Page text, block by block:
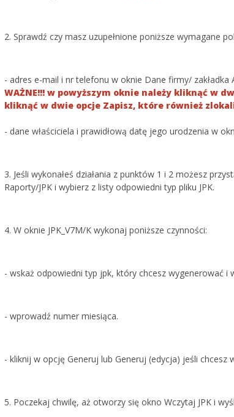
2. Sprawdź czy masz uzupełnione poniższe wymagane
- adres e-mail i nr telefonu w oknie Dane firmy/
WAŻNE!!! w powyższym oknie należy kliknąć w
kliknąć w dwie opcje Zapisz, które również
- dane właściciela i prawidłową datę jego urodzenia w
3. Jeśli wykonałeś działania z punktów 1 i 2 możesz
Raporty/JPK i wybierz z listy odpowiedni typ pliku JPK.
4. W oknie JPK_V7M/K wykonaj poniższe czynności:
- wskaż odpowiedni typ jpk, który chcesz wygenerować i
- wprowadź numer miesiąca.
- kliknij w opcję Generuj lub Generuj (edycja) jeśli chcesz
5. Poczekaj chwilę, aż otworzy się okno Wczytaj JPK i